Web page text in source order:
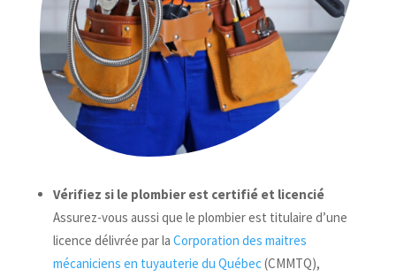
Vérifiez si le plombier est certifié et licencié
Assurez-vous aussi que le plombier est titulaire d’une
licence délivrée par la Corporation des maitres
mécaniciens en tuyauterie du Québec(CMMTQ),